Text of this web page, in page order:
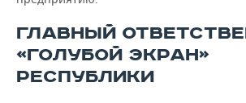
ГЛАВНЫЙ
«ГОЛУБОЙ ЭКРАН»
РЕСПУБЛИКИ